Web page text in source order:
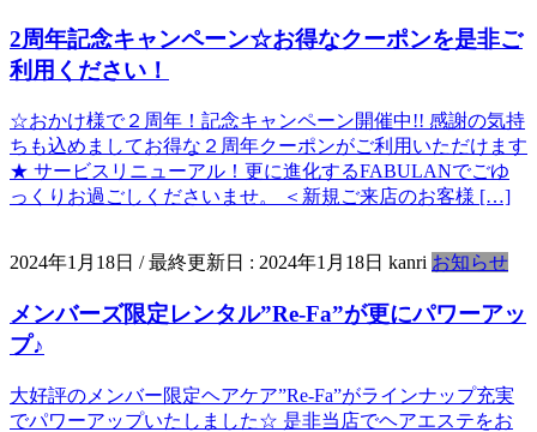
2周年記念キャンペーン☆お得なクーポンを是非ご
利用ください！
☆おかけ様で２周年！記念キャンペーン開催中!! 感謝の気持
ちも込めましてお得な２周年クーポンがご利用いただけます
★ サービスリニューアル！更に進化するFABULANでごゆ
っくりお過ごしくださいませ。 ＜新規ご来店のお客様 […]
2024年1月18日 / 最終更新日 : 2024年1月18日 kanri お知らせ
メンバーズ限定レンタル”Re-Fa”が更にパワーアッ
プ♪
大好評のメンバー限定ヘアケア”Re-Fa”がラインナップ充実
でパワーアップいたしました☆ 是非当店でヘアエステをお